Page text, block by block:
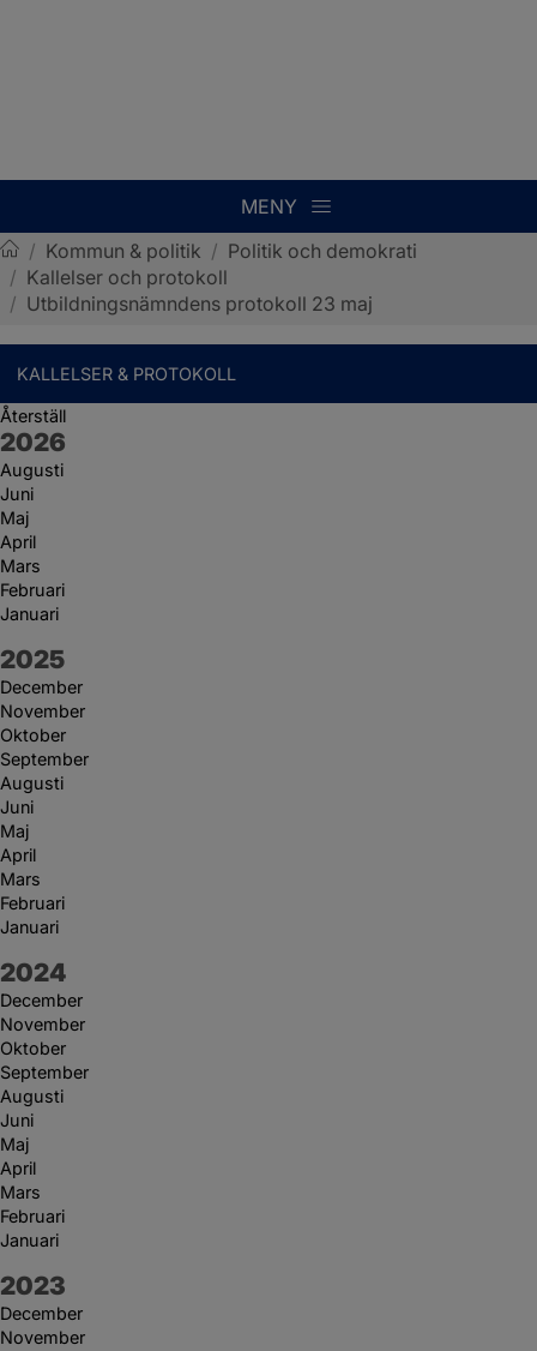
MENY
Sotenäs kommun
/ Kommun & politik / Politik och demokrati
/ Kallelser och protokoll
/ Utbildningsnämndens protokoll 23 maj
KALLELSER & PROTOKOLL
Återställ
År:
2026
Augusti
Juni
Maj
April
Mars
Februari
Januari
År:
2025
December
November
Oktober
September
Augusti
Juni
Maj
April
Mars
Februari
Januari
År:
2024
December
November
Oktober
September
Augusti
Juni
Maj
April
Mars
Februari
Januari
År:
2023
December
November